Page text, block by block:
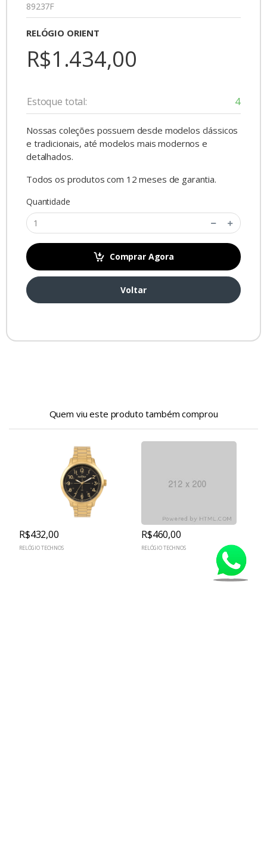
89237F
RELÓGIO ORIENT
R$1.434,00
Estoque total: 4
Nossas coleções possuem desde modelos clássicos
e tradicionais, até modelos mais modernos e
detalhados.
Todos os produtos com 12 meses de garantia.
Quantidade
Comprar Agora
Voltar
Quem viu este produto também comprou
R$432,00
RELÓGIO TECHNOS
R$460,00
RELÓGIO TECHNOS